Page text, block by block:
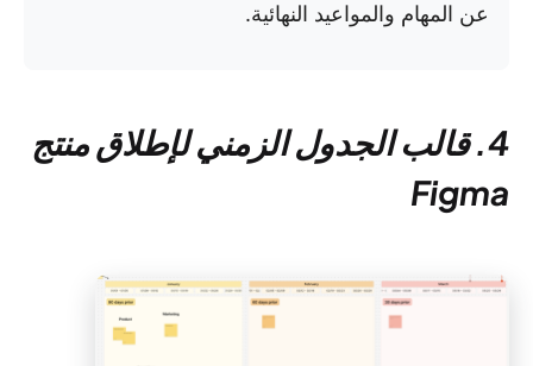
عن المهام والمواعيد النهائية.
4. قالب الجدول الزمني لإطلاق منتج
Figma